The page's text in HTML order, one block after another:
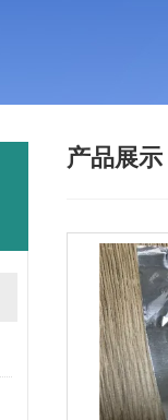
产品展示